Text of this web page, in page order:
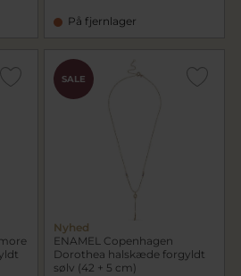
På fjernlager
SALE
Nyhed
ENAMEL Copenhagen
Dorothea halskæde forgyldt
sølv (42 + 5 cm)